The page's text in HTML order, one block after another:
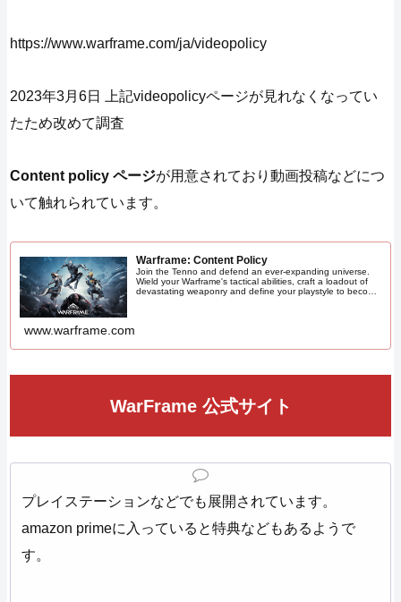
https://www.warframe.com/ja/videopolicy
2023年3月6日 上記videopolicyページが見れなくなってい
たため改めて調査
Content policy ページが用意されており動画投稿などにつ
いて触れられています。
Warframe: Content Policy
Join the Tenno and defend an ever-expanding universe.
Wield your Warframe's tactical abilities, craft a loadout of
devastating weaponry and define your playstyle to become
www.warframe.com
WarFrame 公式サイト
プレイステーションなどでも展開されています。
amazon primeに入っていると特典などもあるようで
す。